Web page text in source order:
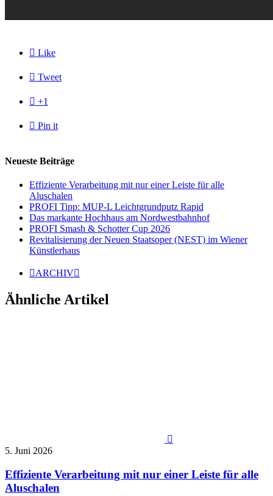
 Like
 Tweet
 +1
 Pin it
Neueste Beiträge
Effiziente Verarbeitung mit nur einer Leiste für alle
Aluschalen
PROFI Tipp: MUP-L Leichtgrundputz Rapid
Das markante Hochhaus am Nordwestbahnhof
PROFI Smash & Schotter Cup 2026
Revitalisierung der Neuen Staatsoper (NEST) im Wiener
Künstlerhaus
ARCHIV
Ähnliche Artikel

5. Juni 2026
Effiziente Verarbeitung mit nur einer Leiste für alle
Aluschalen